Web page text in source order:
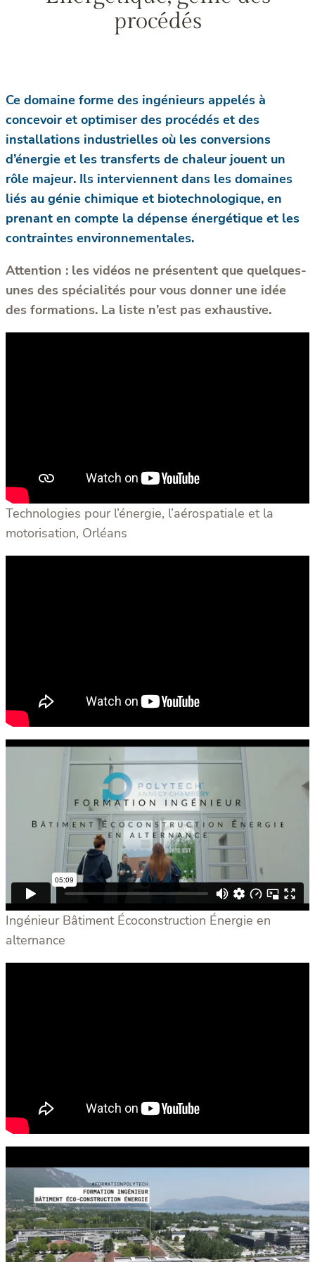
procédés
Ce domaine forme des ingénieurs appelés à
concevoir et optimiser des procédés et des
installations industrielles où les conversions
d’énergie et les transferts de chaleur jouent un
rôle majeur. Ils interviennent dans les domaines
liés au génie chimique et biotechnologique, en
prenant en compte la dépense énergétique et les
contraintes environnementales.
Attention : les vidéos ne présentent que quelques-
unes des spécialités pour vous donner une idée
des formations. La liste n’est pas exhaustive.
Technologies pour l’énergie, l’aérospatiale et la
motorisation, Orléans
Ingénieur Bâtiment Écoconstruction Énergie en
alternance